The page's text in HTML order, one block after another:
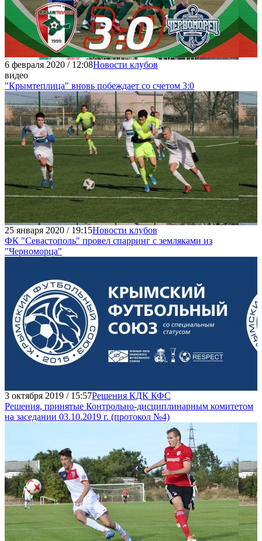
6 февраля 2020 / 12:08Новости клубов
видео
"Крымтеплица" вновь побеждает со счетом 3:0
25 января 2020 / 19:15Новости клубов
ФК "Севастополь" провел спарринг с земляками из
"Черноморца"
3 октября 2019 / 15:57Решения КДК КФС
Решения, принятые Контрольно-дисциплинарным комитетом
на заседании 03.10.2019 г. (протокол №4)